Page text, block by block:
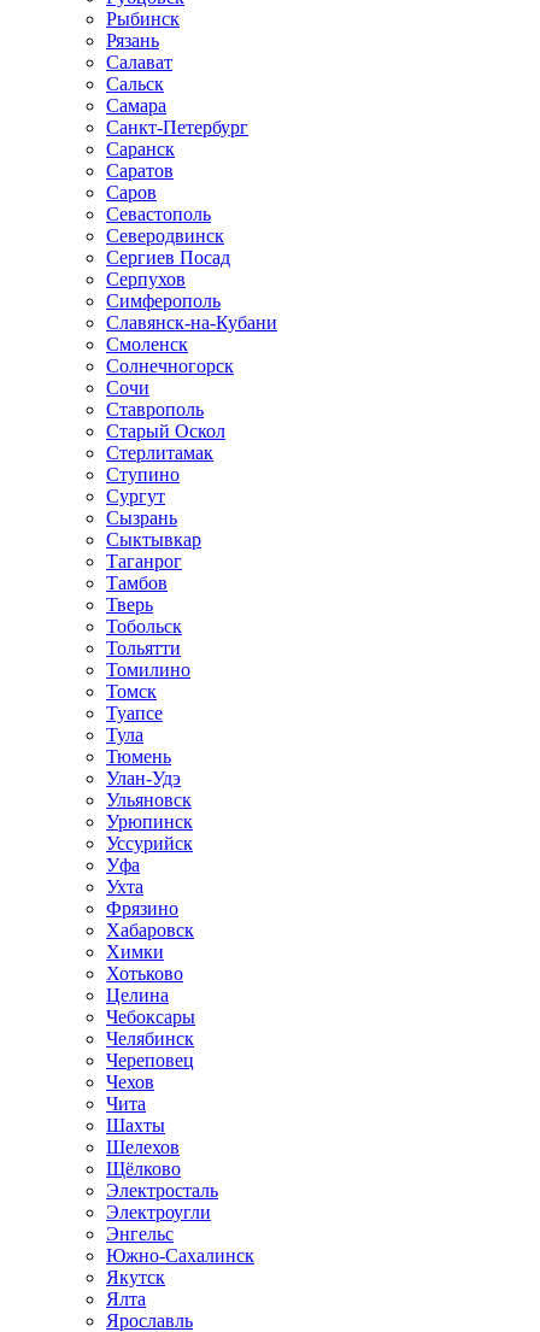
Рыбинск
Рязань
Салават
Сальск
Самара
Санкт-Петербург
Саранск
Саратов
Саров
Севастополь
Северодвинск
Сергиев Посад
Серпухов
Симферополь
Славянск-на-Кубани
Смоленск
Солнечногорск
Сочи
Ставрополь
Старый Оскол
Стерлитамак
Ступино
Сургут
Сызрань
Сыктывкар
Таганрог
Тамбов
Тверь
Тобольск
Тольятти
Томилино
Томск
Туапсе
Тула
Тюмень
Улан-Удэ
Ульяновск
Урюпинск
Уссурийск
Уфа
Ухта
Фрязино
Хабаровск
Химки
Хотьково
Целина
Чебоксары
Челябинск
Череповец
Чехов
Чита
Шахты
Шелехов
Щёлково
Электросталь
Электроугли
Энгельс
Южно-Сахалинск
Якутск
Ялта
Ярославль